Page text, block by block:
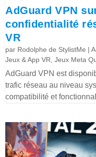
AdGuard VPN
confidentialité
VR
par Rodolphe de StylistMe |
Jeux & App VR ,Jeux Meta
AdGuard VPN est
trafic réseau au niveau
compatibilité et